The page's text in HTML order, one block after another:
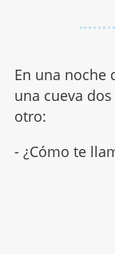
En una noche
una cueva
otro:
- ¿Cómo te